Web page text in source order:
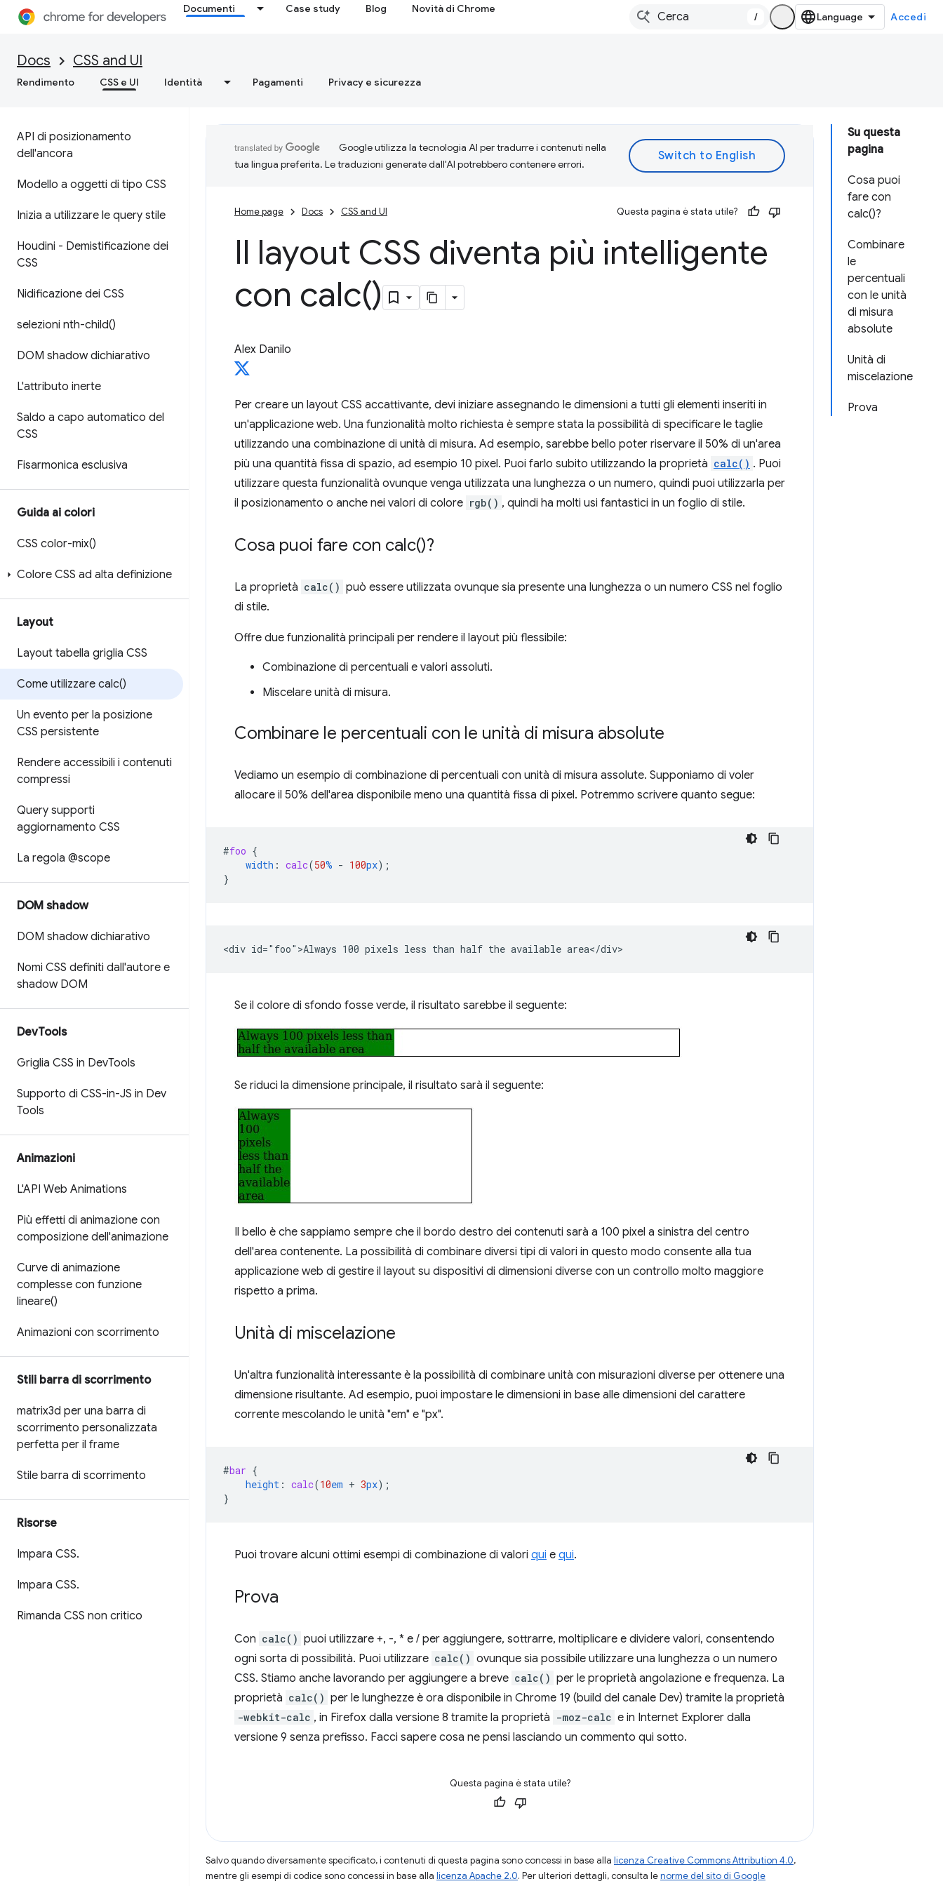
Documenti Case study Blog Novità di Chrome
/ Accedi
Docs CSS and UI
Rendimento CSS e UI Identità Pagamenti Privacy e sicurezza
API di posizionamento
dell'ancora
Modello a oggetti di tipo CSS
Inizia a utilizzare le query stile
Houdini - Demistificazione dei
CSS
Nidificazione dei CSS
selezioni nth-child()
DOM shadow dichiarativo
L'attributo inerte
Saldo a capo automatico del
CSS
Fisarmonica esclusiva
Guida ai colori
CSS color-mix()
Colore CSS ad alta definizione
Layout
Layout tabella griglia CSS
Come utilizzare calc()
Un evento per la posizione
CSS persistente
Rendere accessibili i contenuti
compressi
Query supporti
aggiornamento CSS
La regola @scope
DOM shadow
DOM shadow dichiarativo
Nomi CSS definiti dall'autore e
shadow DOM
DevTools
Griglia CSS in DevTools
Supporto di CSS-in-JS in Dev
Tools
Animazioni
L'API Web Animations
Più effetti di animazione con
composizione dell'animazione
Curve di animazione
complesse con funzione
lineare()
Animazioni con scorrimento
Stili barra di scorrimento
matrix3d per una barra di
scorrimento personalizzata
perfetta per il frame
Stile barra di scorrimento
Risorse
Impara CSS.
Impara CSS.
Rimanda CSS non critico
Su questa
pagina
Cosa puoi
fare con
calc()?
Combinare
le
percentuali
con le unità
di misura
absolute
Unità di
miscelazione
Prova
Google utilizza la tecnologia AI per tradurre i contenuti nella
tua lingua preferita. Le traduzioni generate dall'AI potrebbero contenere errori.
Home page Docs CSS and UI Questa pagina è stata utile?
Il layout CSS diventa più intelligente
con calc()
Alex Danilo
Per creare un layout CSS accattivante, devi iniziare assegnando le dimensioni a tutti gli elementi inseriti in
un'applicazione web. Una funzionalità molto richiesta è sempre stata la possibilità di specificare le taglie
utilizzando una combinazione di unità di misura. Ad esempio, sarebbe bello poter riservare il 50% di un'area
più una quantità fissa di spazio, ad esempio 10 pixel. Puoi farlo subito utilizzando la proprietà calc() . Puoi
utilizzare questa funzionalità ovunque venga utilizzata una lunghezza o un numero, quindi puoi utilizzarla per
il posizionamento o anche nei valori di colore rgb() , quindi ha molti usi fantastici in un foglio di stile.
Cosa puoi fare con calc()?
La proprietà calc() può essere utilizzata ovunque sia presente una lunghezza o un numero CSS nel foglio
di stile.
Offre due funzionalità principali per rendere il layout più flessibile:
Combinazione di percentuali e valori assoluti.
Miscelare unità di misura.
Combinare le percentuali con le unità di misura absolute
Vediamo un esempio di combinazione di percentuali con unità di misura assolute. Supponiamo di voler
allocare il 50% dell'area disponibile meno una quantità fissa di pixel. Potremmo scrivere quanto segue:
#foo {
width : calc(50% - 100px);
}
Se il colore di sfondo fosse verde, il risultato sarebbe il seguente:
Se riduci la dimensione principale, il risultato sarà il seguente:
Il bello è che sappiamo sempre che il bordo destro dei contenuti sarà a 100 pixel a sinistra del centro
dell'area contenente. La possibilità di combinare diversi tipi di valori in questo modo consente alla tua
applicazione web di gestire il layout su dispositivi di dimensioni diverse con un controllo molto maggiore
rispetto a prima.
Unità di miscelazione
Un'altra funzionalità interessante è la possibilità di combinare unità con misurazioni diverse per ottenere una
dimensione risultante. Ad esempio, puoi impostare le dimensioni in base alle dimensioni del carattere
corrente mescolando le unità "em" e "px".
#bar {
height : calc(10em + 3px);
}
Puoi trovare alcuni ottimi esempi di combinazione di valori qui e qui.
Prova
Con calc() puoi utilizzare +, -, * e / per aggiungere, sottrarre, moltiplicare e dividere valori, consentendo
ogni sorta di possibilità. Puoi utilizzare calc() ovunque sia possibile utilizzare una lunghezza o un numero
CSS. Stiamo anche lavorando per aggiungere a breve calc() per le proprietà angolazione e frequenza. La
proprietà calc() per le lunghezze è ora disponibile in Chrome 19 (build del canale Dev) tramite la proprietà
-webkit-calc , in Firefox dalla versione 8 tramite la proprietà -moz-calc e in Internet Explorer dalla
versione 9 senza prefisso. Facci sapere cosa ne pensi lasciando un commento qui sotto.
Questa pagina è stata utile?
Salvo quando diversamente specificato, i contenuti di questa pagina sono concessi in base alla licenza Creative Commons Attribution 4.0,
mentre gli esempi di codice sono concessi in base alla licenza Apache 2.0. Per ulteriori dettagli, consulta lenorme del sito di Google